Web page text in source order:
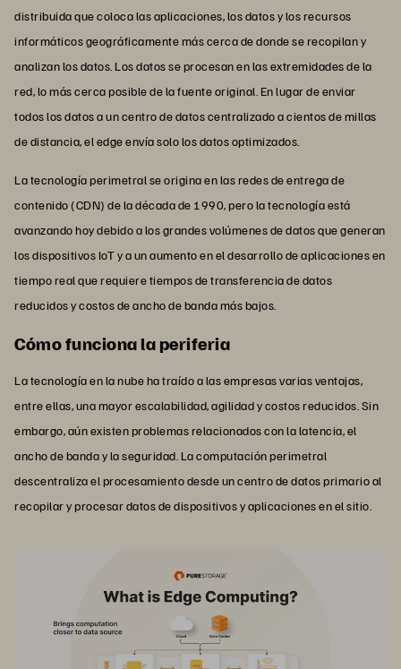
distribuida que coloca las aplicaciones, los datos y los recursos
informáticos geográficamente más cerca de donde se recopilan y
analizan los datos. Los datos se procesan en las extremidades de la
red, lo más cerca posible de la fuente original. En lugar de enviar
todos los datos a un centro de datos centralizado a cientos de millas
de distancia, el edge envía solo los datos optimizados.
La tecnología perimetral se origina en las redes de entrega de
contenido (CDN) de la década de 1990, pero la tecnología está
avanzando hoy debido a los grandes volúmenes de datos que generan
los dispositivos IoT y a un aumento en el desarrollo de aplicaciones en
tiempo real que requiere tiempos de transferencia de datos
reducidos y costos de ancho de banda más bajos.
Cómo funciona la periferia
La tecnología en la nube ha traído a las empresas varias ventajas,
entre ellas, una mayor escalabilidad, agilidad y costos reducidos. Sin
embargo, aún existen problemas relacionados con la latencia, el
ancho de banda y la seguridad. La computación perimetral
descentraliza el procesamiento desde un centro de datos primario al
recopilar y procesar datos de dispositivos y aplicaciones en el sitio.